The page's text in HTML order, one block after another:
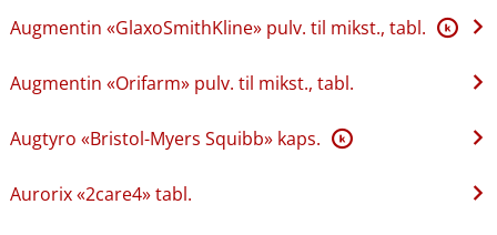
Augmentin «GlaxoSmithKline» pulv. til mikst., tabl. K
Augmentin «Orifarm» pulv. til mikst., tabl.
Augtyro «Bristol-Myers Squibb» kaps. K
Aurorix «2care4» tabl.